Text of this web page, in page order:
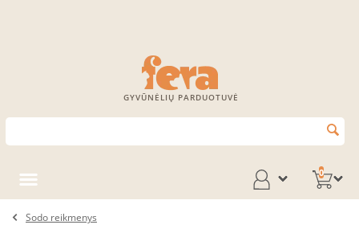
GYVŪNĖLIŲ PARDUOTUVĖ
0
Sodo reikmenys